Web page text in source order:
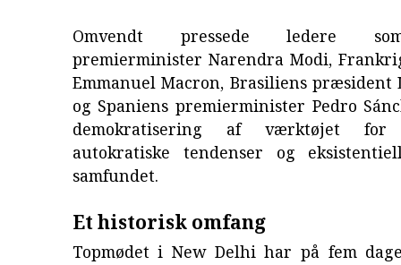
Omvendt pressede ledere
premierminister Narendra Modi,
Emmanuel Macron, Brasiliens præsident
og Spaniens premierminister Pedro
demokratisering af værktøjet
autokratiske tendenser og
samfundet.
Et historisk omfang
Topmødet i New Delhi har på fem